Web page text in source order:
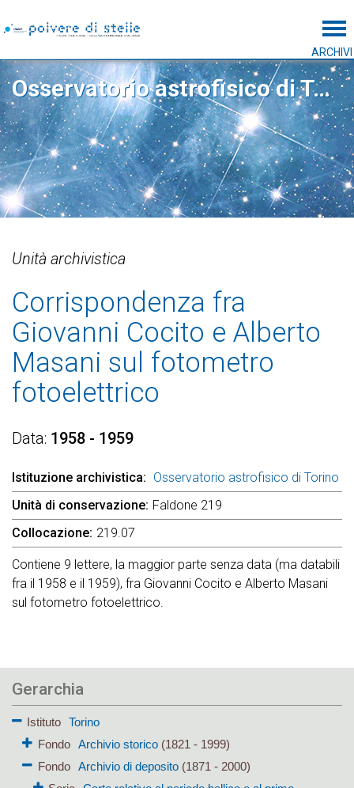
ARCHIVI
Osservatorio astrofisico di Torino
Unità archivistica
Corrispondenza fra
Giovanni Cocito e Alberto
Masani sul fotometro
fotoelettrico
Data 1958 - 1959
Istituzione archivistica
Osservatorio astrofisico di Torino
Unità di conservazione Faldone 219
Collocazione 219.07
Contiene 9 lettere, la maggior parte senza data (ma databili
fra il 1958 e il 1959), fra Giovanni Cocito e Alberto Masani
sul fotometro fotoelettrico.
Gerarchia
Istituto
Torino
Fondo
Archivio storico(1821 - 1999)
Fondo
Archivio di deposito(1871 - 2000)